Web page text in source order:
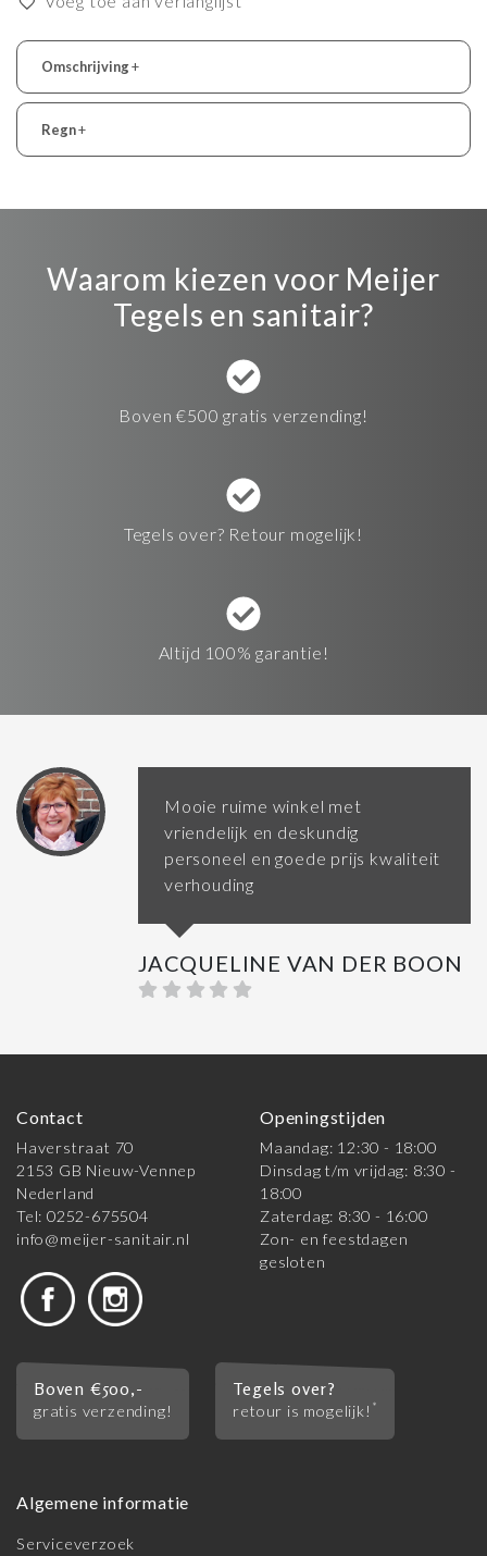
Omschrijving+
Regn+
Waarom kiezen voor Meijer
Tegels en sanitair?
Boven €500 gratis verzending!
Tegels over? Retour mogelijk!
Altijd 100% garantie!
Mooie ruime winkel met
vriendelijk en deskundig
personeel en goede prijs kwaliteit
verhouding
JACQUELINE VAN DER BOON
Contact
Haverstraat 70
2153 GB Nieuw-Vennep
Nederland
Tel: 0252-675504
info@meijer-sanitair.nl
Openingstijden
Maandag: 12:30 - 18:00
Dinsdag t/m vrijdag: 8:30 -
18:00
Zaterdag: 8:30 - 16:00
Zon- en feestdagen
gesloten
Boven €500,-
gratis verzending!
Tegels over?
retour is mogelijk! *
Algemene informatie
Serviceverzoek